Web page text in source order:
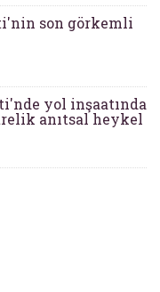
son görkemli
yol inşaatında
anıtsal heykel